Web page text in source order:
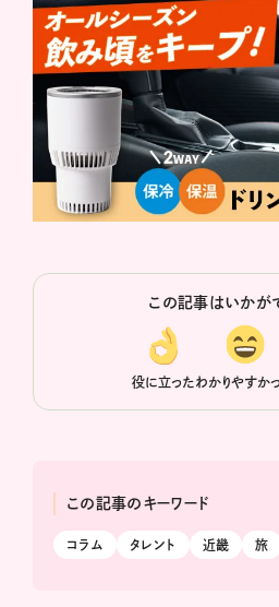
この記事はいかが
役に立ったわかりやすか
この記事のキーワード
コラム タレント 近畿 旅